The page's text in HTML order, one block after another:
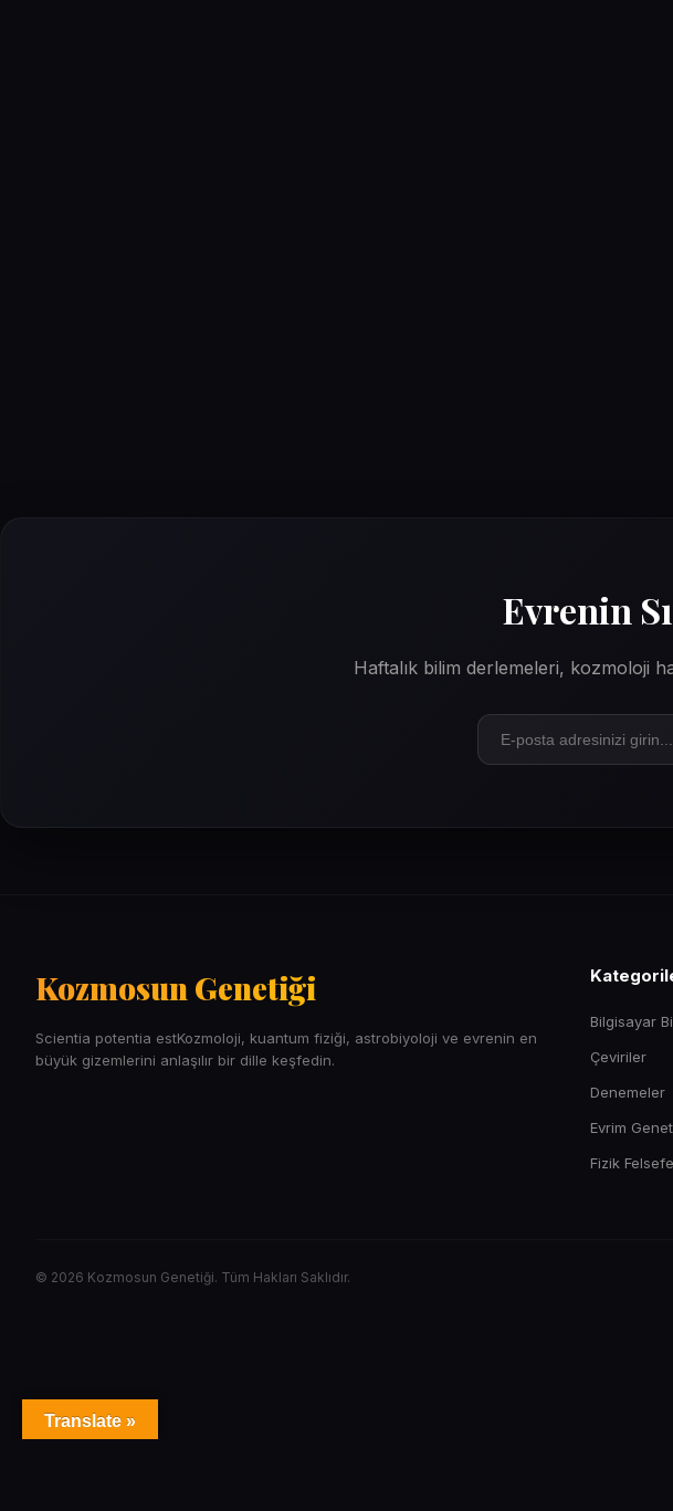
Evrenin
Haftalık bilim derlemeleri, kozmoloji
Kozmosun Genetiği
Scientia potentia estKozmoloji, kuantum fiziği, astrobiyoloji ve evrenin en
büyük gizemlerini anlaşılır bir dille keşfedin.
Bilgisayar
Çeviriler
Denemeler
Evrim
Fizik Felsefe
© 2026 Kozmosun Genetiği. Tüm Hakları Saklıdır.
Translate »